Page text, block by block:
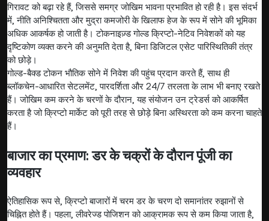
गिरावट को बढ़ा रहे हैं, जिससे समग्र जोखिम भावना प्रभावित हो रही है। इस संदर्भ
में, नीति अनिश्चितता और मुद्रा कमजोरी के खिलाफ हेज के रूप में सोने की भूमिका
अधिक आकर्षक हो जाती है। टोकनाइज़्ड गोल्ड क्रिप्टो-नेटिव निवेशकों को यह
दृष्टिकोण व्यक्त करने की अनुमति देता है, बिना डिजिटल एसेट पारिस्थितिकी तंत्र
को छोड़े।
गोल्ड-बैक्ड टोकन भौतिक सोने में निवेश की पहुंच प्रदान करते हैं, साथ ही
ब्लॉकचेन-आधारित सेटलमेंट, पारदर्शिता और 24/7 तरलता के लाभ भी बनाए रखते
हैं। जोखिम कम करने के चरणों के दौरान, यह संयोजन उन ट्रेडर्स को आकर्षित
करता है जो क्रिप्टो मार्केट को पूरी तरह से छोड़े बिना अस्थिरता को कम करना चाहते
हैं।
बाजार का प्रमाण: डर के चक्रों के दौरान पूंजी का
व्यवहार
ऐतिहासिक रूप से, क्रिप्टो बाजारों में चरम डर के चरण दो समानांतर रुझानों से
चिह्नित होते हैं। पहला, लीवरेज्ड पोजिशन को आक्रामक रूप से कम किया जाता है,